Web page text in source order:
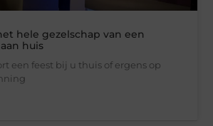
hele gezelschap van een
huis
een feest bij u thuis of ergens op